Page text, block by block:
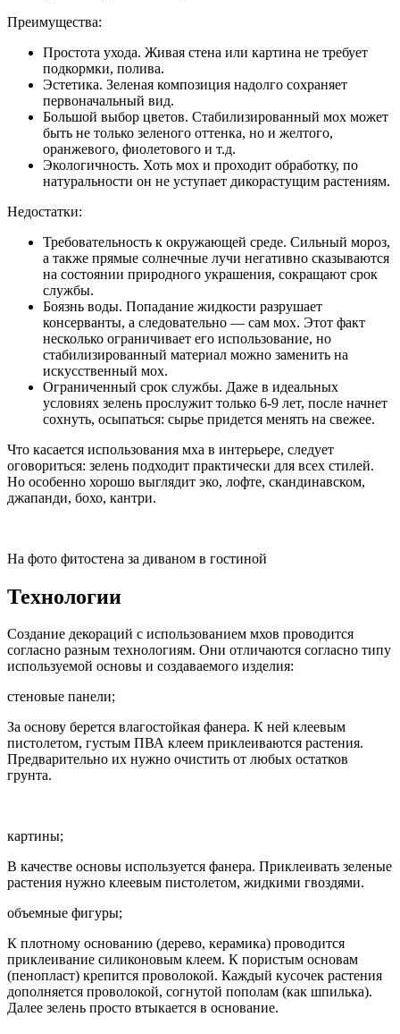
Преимущества:
Простота ухода. Живая стена или картина не требует
подкормки, полива.
Эстетика. Зеленая композиция надолго сохраняет
первоначальный вид.
Большой выбор цветов. Стабилизированный мох может
быть не только зеленого оттенка, но и желтого,
оранжевого, фиолетового и т.д.
Экологичность. Хоть мох и проходит обработку, по
натуральности он не уступает дикорастущим растениям.
Недостатки:
Требовательность к окружающей среде. Сильный мороз,
а также прямые солнечные лучи негативно сказываются
на состоянии природного украшения, сокращают срок
службы.
Боязнь воды. Попадание жидкости разрушает
консерванты, а следовательно — сам мох. Этот факт
несколько ограничивает его использование, но
стабилизированный материал можно заменить на
искусственный мох.
Ограниченный срок службы. Даже в идеальных
условиях зелень прослужит только 6-9 лет, после начнет
сохнуть, осыпаться: сырье придется менять на свежее.
Что касается использования мха в интерьере, следует
оговориться: зелень подходит практически для всех стилей.
Но особенно хорошо выглядит эко, лофте, скандинавском,
джапанди, бохо, кантри.
На фото фитостена за диваном в гостиной
Технологии
Создание декораций с использованием мхов проводится
согласно разным технологиям. Они отличаются согласно типу
используемой основы и создаваемого изделия:
стеновые панели;
За основу берется влагостойкая фанера. К ней клеевым
пистолетом, густым ПВА клеем приклеиваются растения.
Предварительно их нужно очистить от любых остатков
грунта.
картины;
В качестве основы используется фанера. Приклеивать зеленые
растения нужно клеевым пистолетом, жидкими гвоздями.
объемные фигуры;
К плотному основанию (дерево, керамика) проводится
приклеивание силиконовым клеем. К пористым основам
(пенопласт) крепится проволокой. Каждый кусочек растения
дополняется проволокой, согнутой пополам (как шпилька).
Далее зелень просто втыкается в основание.